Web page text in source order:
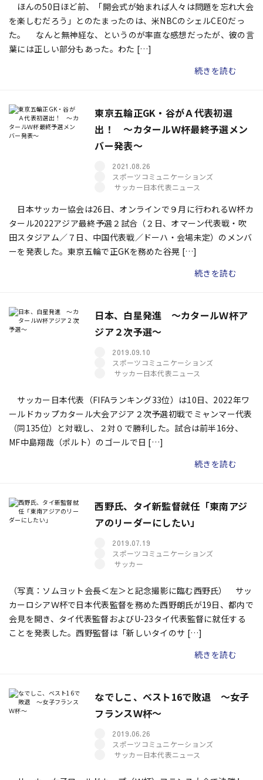
ほんの50日ほど前、「開会式が始まれば人々は問題を忘れ大会
を楽しむだろう」とのたまったのは、米NBCのシェルCEOだっ
た。 なんと無神経な、というのが率直な感想だったが、彼の言
葉には正しい部分もあった。わた […]
続きを読む
東京五輪正GK・谷がＡ代表初選
出！ ～カタールＷ杯最終予選メン
バー発表～
2021.08.26
スポーツコミュニケーションズ
サッカー日本代表ニュース
日本サッカー協会は26日、オンラインで９月に行われるＷ杯カ
タール2022アジア最終予選２試合（２日、オマーン代表戦・吹
田スタジアム／７日、中国代表戦／ドーハ・会場未定）のメンバ
ーを発表した。東京五輪で正GKを務めた谷晃 […]
続きを読む
日本、白星発進 ～カタールＷ杯ア
ジア２次予選～
2019.09.10
スポーツコミュニケーションズ
サッカー日本代表ニュース
サッカー日本代表（FIFAランキング33位）は10日、2022年ワ
ールドカップカタール大会アジア２次予選初戦でミャンマー代表
（同135位）と対戦し、２対０で勝利した。試合は前半16分、
MF中島翔哉（ポルト）のゴールで日 […]
続きを読む
西野氏、タイ新監督就任「東南アジ
アのリーダーにしたい」
2019.07.19
スポーツコミュニケーションズ
サッカー
（写真：ソムヨット会長＜左＞と記念撮影に臨む西野氏） サッ
カーロシアＷ杯で日本代表監督を務めた西野朗氏が19日、都内で
会見を開き、タイ代表監督およびU-23タイ代表監督に就任する
ことを発表した。西野監督は「新しいタイのサ […]
続きを読む
なでしこ、ベスト16で敗退 ～女子
フランスＷ杯～
2019.06.26
スポーツコミュニケーションズ
サッカー日本代表ニュース